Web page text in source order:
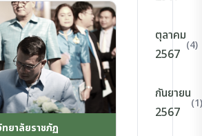
ยาลัยราชภัฏ
ตุลาคม
2567
(4)
กันยายน
2567
(1)